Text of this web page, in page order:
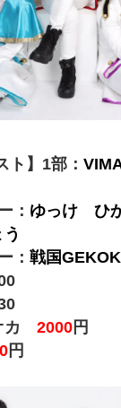
ト】1部：
： ゆっけ ひ
う
： 戦国
カ 2000 円
円